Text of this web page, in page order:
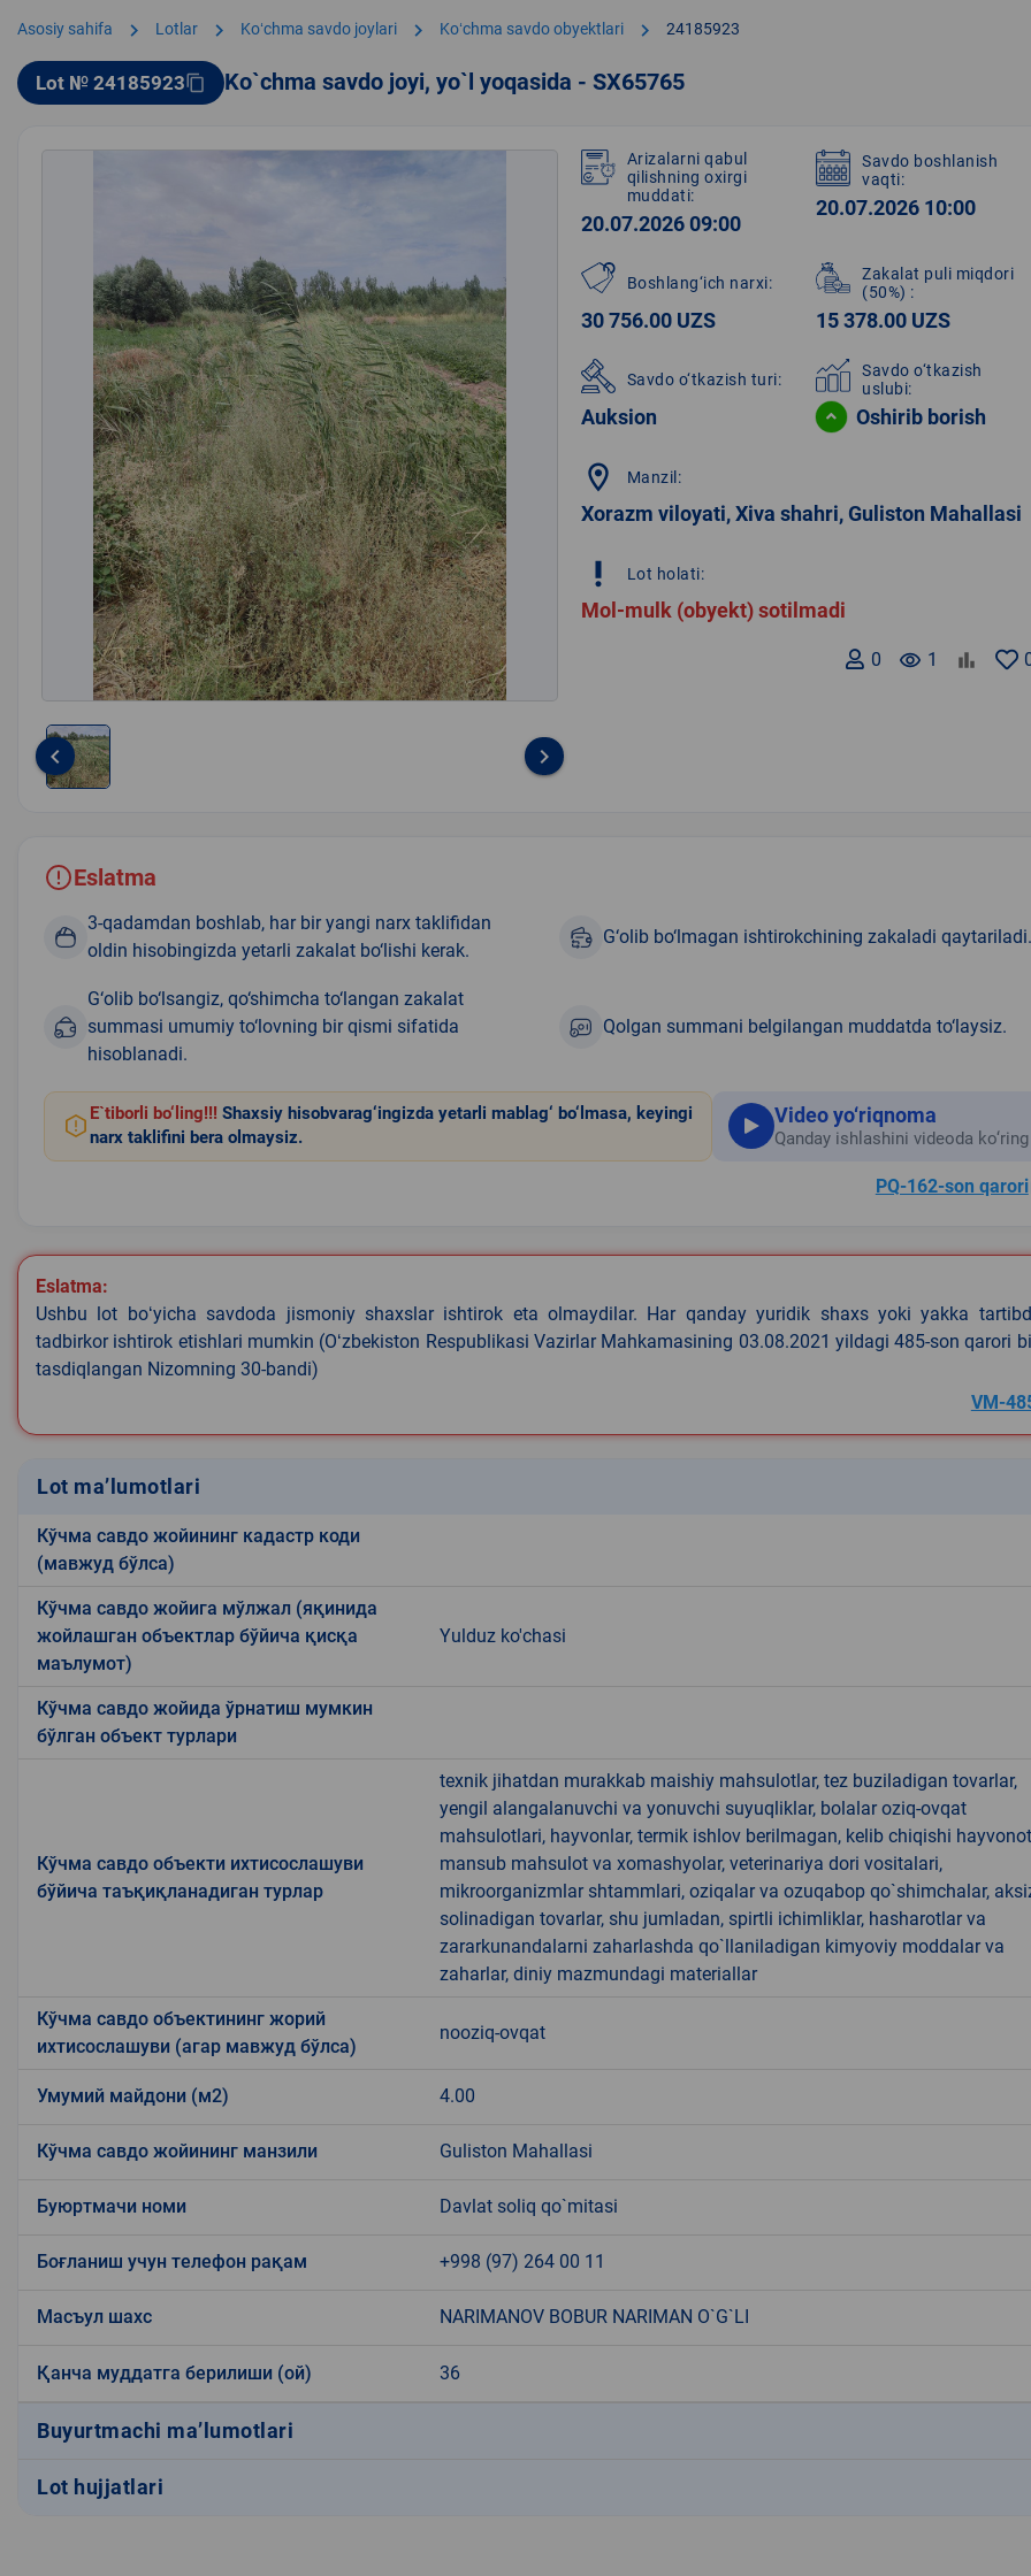
Asosiy sahifa chevron_right Lotlar chevron_right Koʻchma savdo joylari chevron_right Koʻchma savdo obyektlari chevron_right 24185923
Lot № 24185923content_copy Ko`chma savdo joyi, yo`l yoqasida - SX65765
1
keyboard_arrow_left keyboard_arrow_right
Arizalarni qabul
qilishning oxirgi
muddati:
20.07.2026 09:00
Savdo boshlanish
vaqti:
20.07.2026 10:00
Boshlang‘ich narxi:
30 756.00 UZS
Zakalat puli miqdori
(50%) :
15 378.00 UZS
Savdo o‘tkazish turi:
Auksion
Savdo o‘tkazish
uslubi:
Oshirib borish
location_on Manzil:
Xorazm viloyati, Xiva shahri, Guliston Mahallasi
priority_high Lot holati:
Mol-mulk (obyekt) sotilmadi
remove_red_eye 1
0
Eslatma
3-qadamdan boshlab, har bir yangi narx taklifidan
oldin hisobingizda yetarli zakalat bo‘lishi kerak.
G‘olib bo‘lmagan ishtirokchining zakaladi qaytariladi.
G‘olib bo‘lsangiz, qo‘shimcha to‘langan zakalat
summasi umumiy to‘lovning bir qismi sifatida
hisoblanadi.
Qolgan summani belgilangan muddatda to‘laysiz.
E`tiborli bo‘ling!!! Shaxsiy hisobvarag‘ingizda yetarli mablag‘ bo‘lmasa, keyingi
narx taklifini bera olmaysiz.
Video yo‘riqnoma
Qanday ishlashini videoda ko‘ring
PQ-162-son qarori
Eslatma:
Ushbu lot boʻyicha savdoda jismoniy shaxslar ishtirok eta olmaydilar. Har qanday yuridik shaxs yoki yakka
tadbirkor ishtirok etishlari mumkin (Oʻzbekiston Respublikasi Vazirlar Mahkamasining 03.08.2021 yildagi 485-son qarori
tasdiqlangan Nizomning 30-bandi)
VM-
Lot ma’lumotlari
Кўчма савдо жойининг кадастр коди
(мавжуд бўлса)
Кўчма савдо жойига мўлжал (яқинида
жойлашган объектлар бўйича қисқа
маълумот)
Yulduz ko'chasi
Кўчма савдо жойида ўрнатиш мумкин
бўлган объект турлари
Кўчма савдо объекти ихтисослашуви
бўйича таъқиқланадиган турлар
texnik jihatdan murakkab maishiy mahsulotlar, tez buziladigan tovarlar,
yengil alangalanuvchi va yonuvchi suyuqliklar, bolalar oziq-ovqat
mahsulotlari, hayvonlar, termik ishlov berilmagan, kelib chiqishi
mansub mahsulot va xomashyolar, veterinariya dori vositalari,
mikroorganizmlar shtammlari, oziqalar va ozuqabop qo`shimchalar,
solinadigan tovarlar, shu jumladan, spirtli ichimliklar, hasharotlar va
zararkunandalarni zaharlashda qo`llaniladigan kimyoviy moddalar va
zaharlar, diniy mazmundagi materiallar
Кўчма савдо объектининг жорий
ихтисослашуви (агар мавжуд бўлса)
nooziq-ovqat
Умумий майдони (м2) 4.00
Кўчма савдо жойининг манзили Guliston Mahallasi
Буюртмачи номи Davlat soliq qo`mitasi
Боғланиш учун телефон рақам +998 (97) 264 00 11
Масъул шахс NARIMANOV BOBUR NARIMAN O`G`LI
Қанча муддатга берилиши (ой) 36
Buyurtmachi ma’lumotlari
Lot hujjatlari